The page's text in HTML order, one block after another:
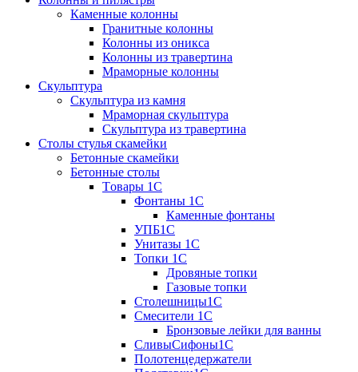
Каменные колонны
Гранитные колонны
Колонны из оникса
Колонны из травертина
Мраморные колонны
Скульптура
Скульптура из камня
Мраморная скульптура
Скульптура из травертина
Столы стулья скамейки
Бетонные скамейки
Бетонные столы
Tовары 1C
Фонтаны 1C
Каменные фонтаны
УПБ1С
Унитазы 1С
Топки 1С
Дровяные топки
Газовые топки
Столешницы1С
Смесители 1С
Бронзовые лейки для ванны
СливыСифоны1С
Полотенцедержатели